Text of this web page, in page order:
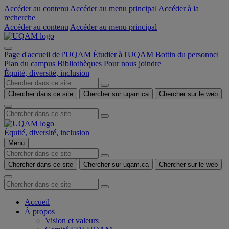
Accéder au contenu Accéder au menu principal Accéder à la
recherche
Accéder au contenu Accéder au menu principal
Page d'accueil de l'UQAM Étudier à l'UQAM Bottin du personnel
Plan du campus Bibliothèques Pour nous joindre
Équité, diversité, inclusion
Chercher dans ce site Chercher sur uqam.ca Chercher sur le web
Équité, diversité, inclusion
Menu
Chercher dans ce site Chercher sur uqam.ca Chercher sur le web
Accueil
À propos
Vision et valeurs